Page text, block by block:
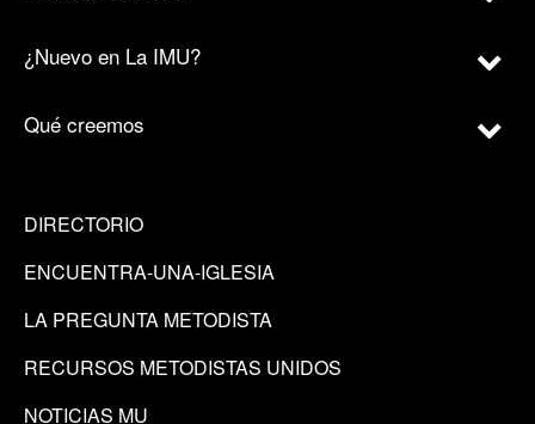
¿Nuevo en La IMU?
Qué creemos
DIRECTORIO
ENCUENTRA-UNA-IGLESIA
LA PREGUNTA METODISTA
RECURSOS METODISTAS UNIDOS
NOTICIAS MU